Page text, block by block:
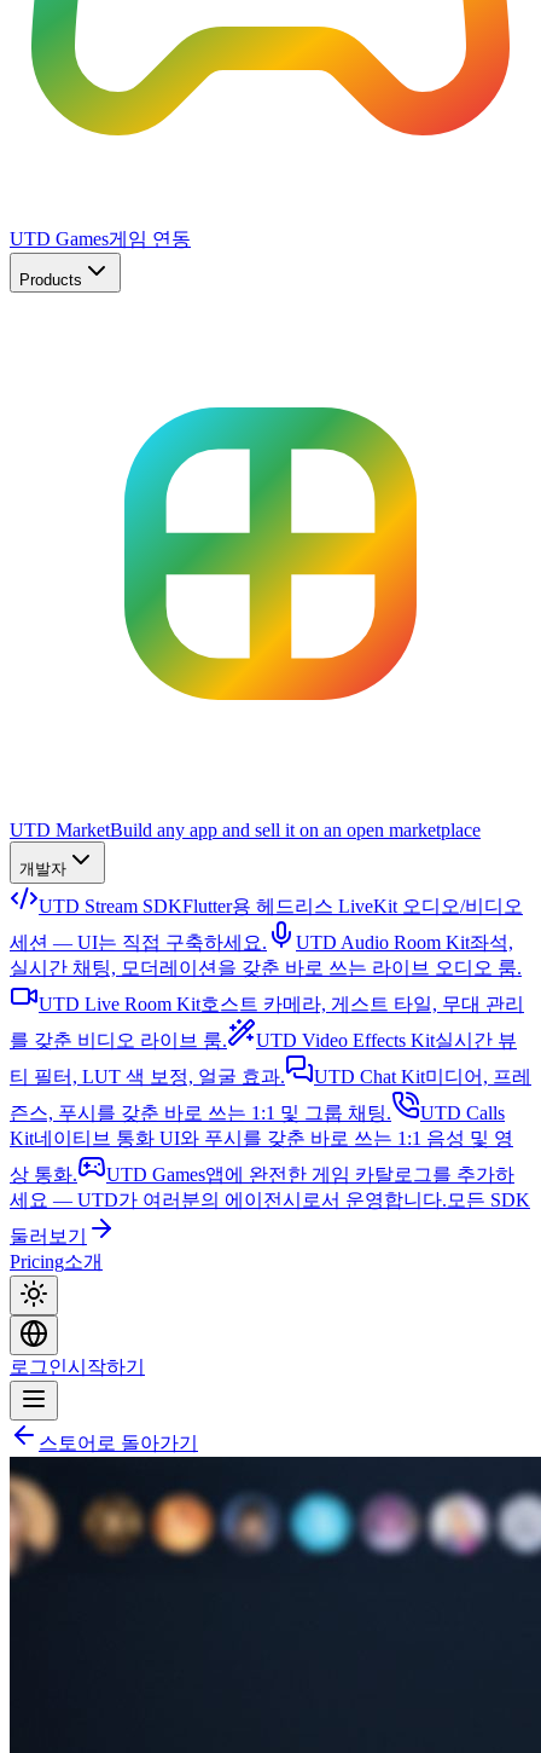
UTD Games게임 연동
Products
UTD MarketBuild any app and sell it on an open marketplace
개발자
UTD Stream SDKFlutter용 헤드리스 LiveKit 오디오/비디오
세션 — UI는 직접 구축하세요.
UTD Audio Room Kit좌석,
실시간 채팅, 모더레이션을 갖춘 바로 쓰는 라이브 오디오 룸.
UTD Live Room Kit호스트 카메라, 게스트 타일, 무대 관리
를 갖춘 비디오 라이브 룸.
UTD Video Effects Kit실시간 뷰
티 필터, LUT 색 보정, 얼굴 효과.
UTD Chat Kit미디어, 프레
즌스, 푸시를 갖춘 바로 쓰는 1:1 및 그룹 채팅.
UTD Calls
Kit네이티브 통화 UI와 푸시를 갖춘 바로 쓰는 1:1 음성 및 영
상 통화.
UTD Games앱에 완전한 게임 카탈로그를 추가하
세요 — UTD가 여러분의 에이전시로서 운영합니다. 모든 SDK
둘러보기
Pricing소개
로그인시작하기
스토어로 돌아가기